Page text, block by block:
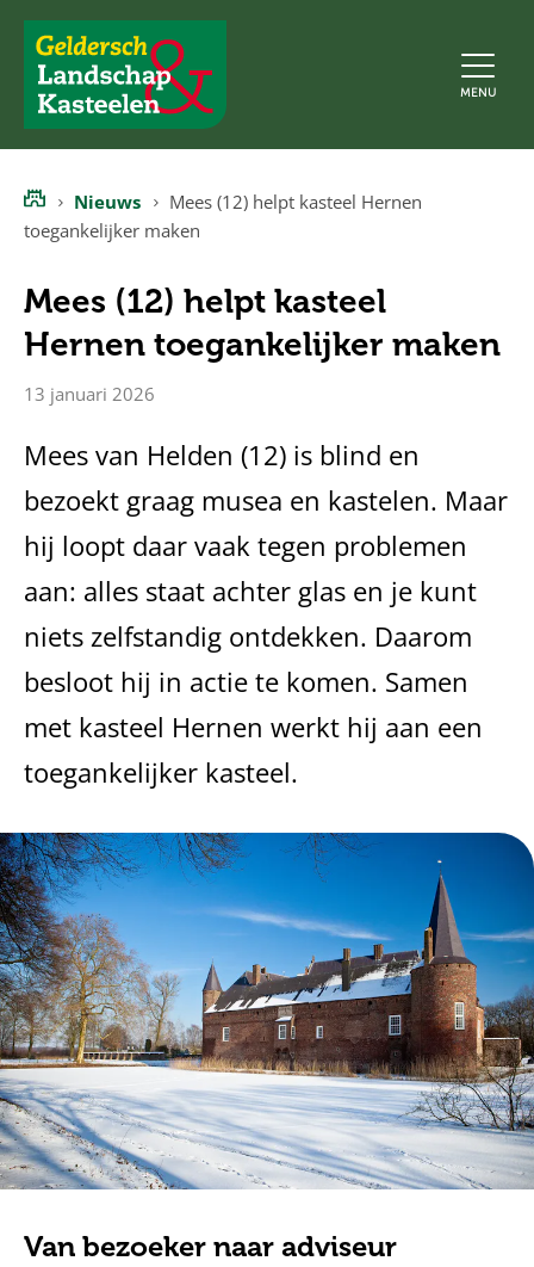
Geldersch
Landschap
en
MENU
Home
Nieuws
Mees (12) helpt kasteel Hernen
toegankelijker maken
Mees (12) helpt kasteel
Hernen toegankelijker maken
13 januari 2026
Mees van Helden (12) is blind en
bezoekt graag musea en kastelen. Maar
hij loopt daar vaak tegen problemen
aan: alles staat achter glas en je kunt
niets zelfstandig ontdekken. Daarom
besloot hij in actie te komen. Samen
met kasteel Hernen werkt hij aan een
toegankelijker kasteel.
Van bezoeker naar adviseur